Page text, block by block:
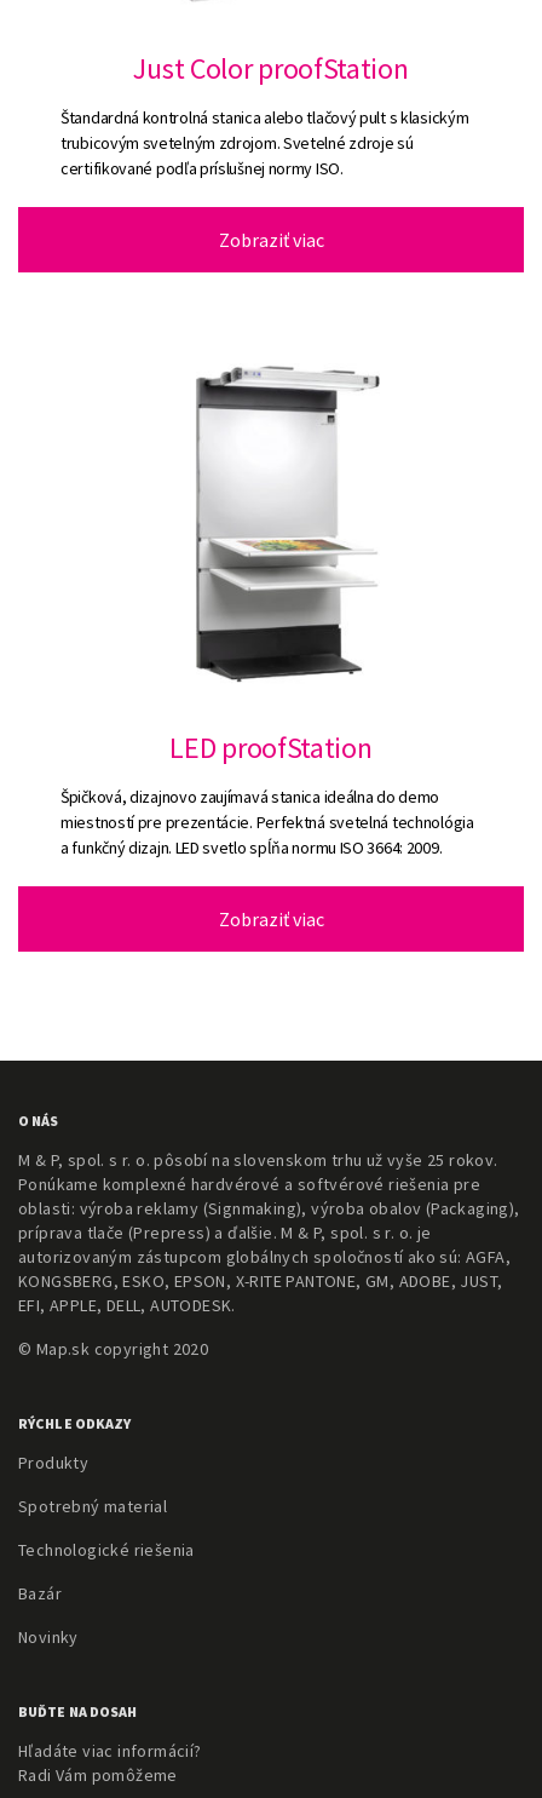
Just Color proofStation
Štandardná kontrolná stanica alebo tlačový pult s klasickým
trubicovým svetelným zdrojom. Svetelné zdroje sú
certifikované podľa príslušnej normy ISO.
Zobraziť viac
LED proofStation
Špičková, dizajnovo zaujímavá stanica ideálna do demo
miestností pre prezentácie. Perfektná svetelná technológia
a funkčný dizajn. LED svetlo spĺňa normu ISO 3664: 2009.
Zobraziť viac
O NÁS
M & P, spol. s r. o. pôsobí na slovenskom trhu už vyše 25 rokov.
Ponúkame komplexné hardvérové a softvérové riešenia pre
oblasti: výroba reklamy (Signmaking), výroba obalov (Packaging),
príprava tlače (Prepress) a ďalšie. M & P, spol. s r. o. je
autorizovaným zástupcom globálnych spoločností ako sú: AGFA,
KONGSBERG, ESKO, EPSON, X-RITE PANTONE, GM, ADOBE, JUST,
EFI, APPLE, DELL, AUTODESK.
© Map.sk copyright 2020
RÝCHLE ODKAZY
Produkty
Spotrebný material
Technologické riešenia
Bazár
Novinky
BUĎTE NA DOSAH
Hľadáte viac informácií?
Radi Vám pomôžeme